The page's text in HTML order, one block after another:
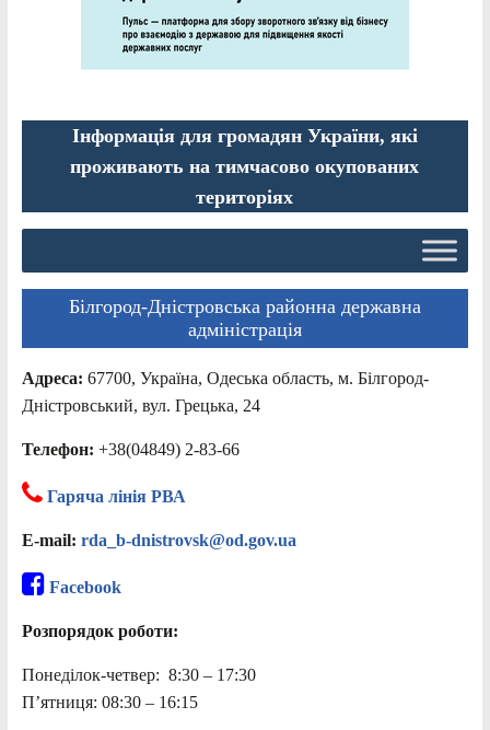
Інформація для громадян України, які
проживають на тимчасово окупованих
територіях
Білгород-Дністровська районна державна
адміністрація
Адреса: 67700, Україна, Одеська область, м. Білгород-
Дністровський, вул. Грецька, 24
Телефон: +38(04849) 2-83-66
Гаряча лінія РВА
E-mail: rda_b-dnistrovsk@od.gov.ua
Facebook
Розпорядок роботи:
Понеділок-четвер: 8:30 – 17:30
П’ятниця: 08:30 – 16:15